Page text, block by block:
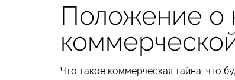
Положение о
Что такое коммерческая тайна, что